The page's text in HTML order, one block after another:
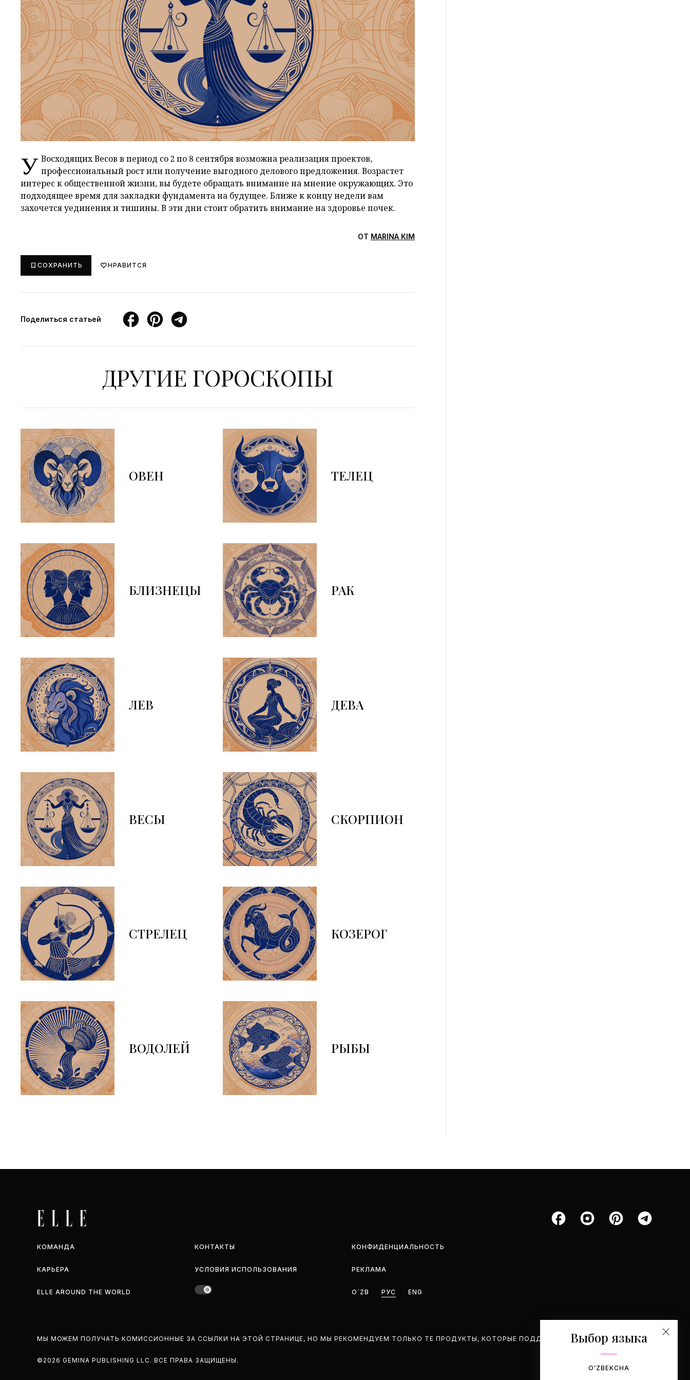
У Восходящих Весов в период со 2 по 8 сентября возможна реализация проектов,
профессиональный рост или получение выгодного делового предложения. Возрастет
интерес к общественной жизни, вы будете обращать внимание на мнение окружающих. Это
подходящее время для закладки фундамента на будущее. Ближе к концу недели вам
захочется уединения и тишины. В эти дни стоит обратить внимание на здоровье почек.
ОТ MARINA KIM
СОХРАНИТЬ НРАВИТСЯ
Поделиться статьей
ДРУГИЕ ГОРОСКОПЫ
ОВЕН ТЕЛЕЦ
БЛИЗНЕЦЫ РАК
ЛЕВ ДЕВА
ВЕСЫ СКОРПИОН
СТРЕЛЕЦ КОЗЕРОГ
ВОДОЛЕЙ РЫБЫ
КОМАНДА КОНТАКТЫ КОНФИДЕНЦИАЛЬНОСТЬ
КАРЬЕРА УСЛОВИЯ ИСПОЛЬЗОВАНИЯ РЕКЛАМА
ELLE AROUND THE WORLD O`ZB РУС ENG
МЫ МОЖЕМ ПОЛУЧАТЬ КОМИССИОННЫЕ ЗА ССЫЛКИ НА ЭТОЙ СТРАНИЦЕ, НО МЫ РЕКОМЕНДУЕМ ТОЛЬКО ТЕ ПРОДУКТЫ, КОТОРЫЕ ПОДДЕРЖИВАЕМ.
©2026 GEMINA PUBLISHING LLC. BCE ПРАВА ЗАЩИЩЕНЫ.
Выбор языка
OʻZBEKCHA